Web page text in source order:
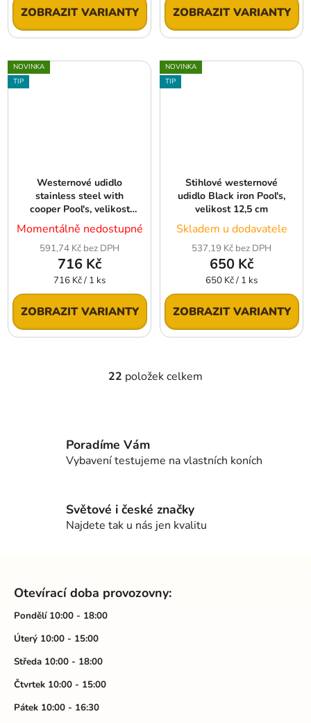
ZOBRAZIT VARIANTY ZOBRAZIT VARIANTY
NOVINKA
TIP
Westernové udidlo
stainless steel with
cooper Pool's, velikost
12,5 cm
Momentálně nedostupné
591,74 Kč bez DPH
716 Kč
Měrná
cena:
716 Kč / 1 ks
ZOBRAZIT VARIANTY
NOVINKA
TIP
Stihlové westernové
udidlo Black iron Pool's,
velikost 12,5 cm
Skladem u dodavatele
537,19 Kč bez DPH
650 Kč
Měrná
cena:
650 Kč / 1 ks
ZOBRAZIT VARIANTY
O
a
p
r
v
ý
22 položek celkem
Poradíme Vám
Vybavení testujeme na vlastních koních
Světové i české značky
Najdete tak u nás jen kvalitu
Otevírací doba provozovny:
Pondělí 10:00 - 18:00
Úterý 10:00 - 15:00
Středa 10:00 - 18:00
Čtvrtek 10:00 - 15:00
Pátek 10:00 - 16:30